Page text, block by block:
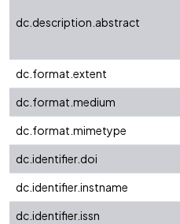
dc.description.abstract
dc.format.extent
dc.format.medium
dc.format.mimetype
dc.identifier.doi
dc.identifier.instname
dc.identifier.issn